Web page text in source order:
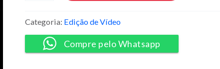
-
Caio
Vinicius
quantidade
Categoria: Edição de Vídeo
Compre pelo Whatsapp